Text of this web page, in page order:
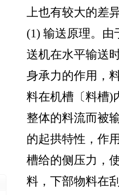
上也有较大的差
(1) 输送原理。
送机在水平输送
身承力的作用，
料在机槽〔料槽)
整体的料流而被
的起拱特性，作
槽给的侧压力，
料，下部物料在